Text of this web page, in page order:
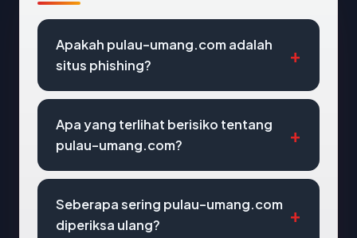
Apakah pulau-umang.com adalah
situs phishing?
Apa yang terlihat berisiko tentang
pulau-umang.com?
Seberapa sering pulau-umang.com
diperiksa ulang?